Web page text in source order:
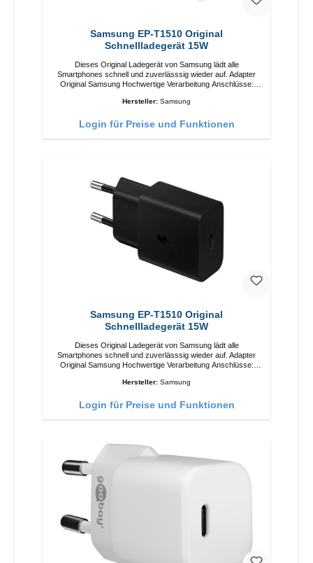
Samsung EP-T1510 Original
Schnellladegerät 15W
Dieses Original Ladegerät von Samsung lädt alle
Smartphones schnell und zuverlässsig wieder auf. Adapter
Original Samsung Hochwertige Verarbeitung Anschlüsse:
Hersteller: Samsung
Login für Preise und Funktionen
Samsung EP-T1510 Original
Schnellladegerät 15W
Dieses Original Ladegerät von Samsung lädt alle
Smartphones schnell und zuverlässsig wieder auf. Adapter
Original Samsung Hochwertige Verarbeitung Anschlüsse:
Hersteller: Samsung
Login für Preise und Funktionen